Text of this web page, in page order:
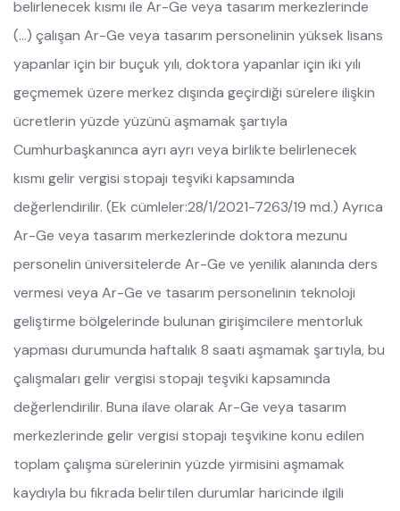
belirlenecek kısmı ile Ar-Ge veya tasarım merkezlerinde
(…) çalışan Ar-Ge veya tasarım personelinin yüksek lisans
yapanlar için bir buçuk yılı, doktora yapanlar için iki yılı
geçmemek üzere merkez dışında geçirdiği sürelere ilişkin
ücretlerin yüzde yüzünü aşmamak şartıyla
Cumhurbaşkanınca ayrı ayrı veya birlikte belirlenecek
kısmı gelir vergisi stopajı teşviki kapsamında
değerlendirilir. (Ek cümleler:28/1/2021-7263/19 md.) Ayrıca
Ar-Ge veya tasarım merkezlerinde doktora mezunu
personelin üniversitelerde Ar-Ge ve yenilik alanında ders
vermesi veya Ar-Ge ve tasarım personelinin teknoloji
geliştirme bölgelerinde bulunan girişimcilere mentorluk
yapması durumunda haftalık 8 saati aşmamak şartıyla, bu
çalışmaları gelir vergisi stopajı teşviki kapsamında
değerlendirilir. Buna ilave olarak Ar-Ge veya tasarım
merkezlerinde gelir vergisi stopajı teşvikine konu edilen
toplam çalışma sürelerinin yüzde yirmisini aşmamak
kaydıyla bu fıkrada belirtilen durumlar haricinde ilgili